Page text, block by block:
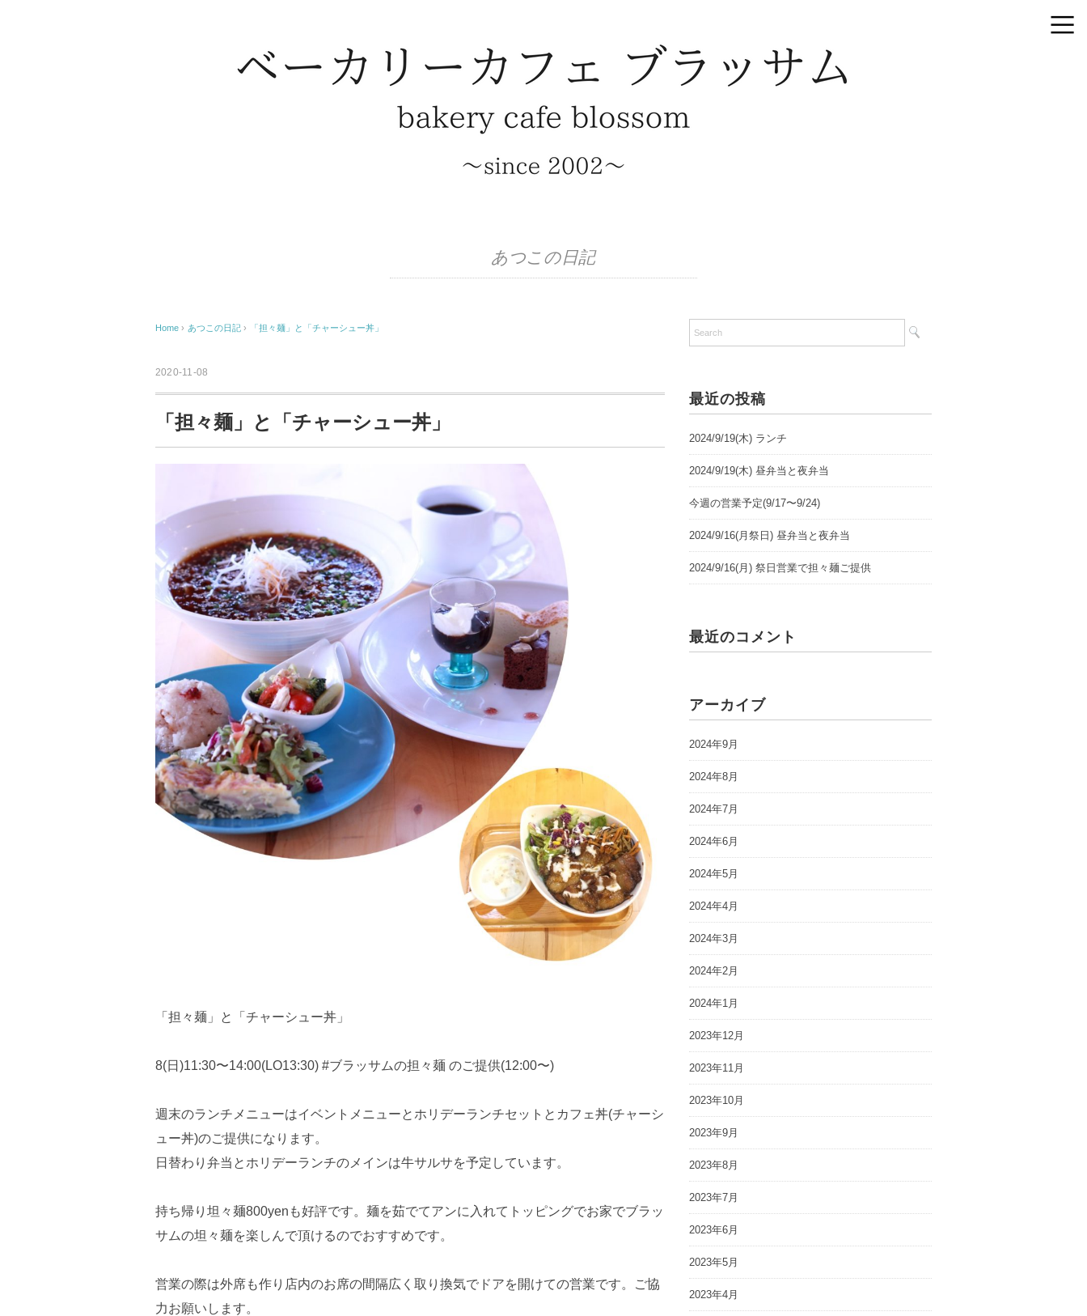
あつこの日記
Home › あつこの日記 › 「担々麺」と「チャーシュー丼」
2020-11-08
「担々麺」と「チャーシュー丼」
「担々麺」と「チャーシュー丼」
8(日)11:30〜14:00(LO13:30) #ブラッサムの担々麺 のご提供(12:00〜)
週末のランチメニューはイベントメニューとホリデーランチセットとカフェ丼(チャーシ
ュー丼)のご提供になります。
日替わり弁当とホリデーランチのメインは牛サルサを予定しています。
持ち帰り坦々麺800yenも好評です。麺を茹でてアンに入れてトッピングでお家でブラッ
サムの坦々麺を楽しんで頂けるのでおすすめです。
営業の際は外席も作り店内のお席の間隔広く取り換気でドアを開けての営業です。ご協
力お願いします。
最近の投稿
2024/9/19(木) ランチ
2024/9/19(木) 昼弁当と夜弁当
今週の営業予定(9/17〜9/24)
2024/9/16(月祭日) 昼弁当と夜弁当
2024/9/16(月) 祭日営業で担々麺ご提供
最近のコメント
アーカイブ
2024年9月
2024年8月
2024年7月
2024年6月
2024年5月
2024年4月
2024年3月
2024年2月
2024年1月
2023年12月
2023年11月
2023年10月
2023年9月
2023年8月
2023年7月
2023年6月
2023年5月
2023年4月